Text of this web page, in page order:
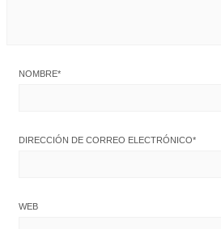
NOMBRE*
DIRECCIÓN DE CORREO ELECTRÓNICO*
WEB